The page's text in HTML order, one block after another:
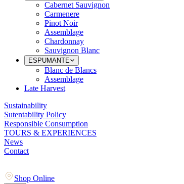
Cabernet Sauvignon
Carmenere
Pinot Noir
Assemblage
Chardonnay
Sauvignon Blanc
ESPUMANTE
Blanc de Blancs
Assemblage
Late Harvest
Sustainability
Sutentability Policy
Responsible Consumption
TOURS & EXPERIENCES
News
Contact
Shop Online